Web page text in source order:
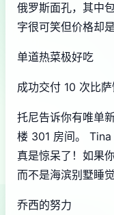
俄罗斯面孔，其中
字很可笑但价格却
单道热菜极好吃
成功交付 10 次比萨
托尼告诉你有唯单
楼 301 房间。
真是惊呆了！如果
而不是海滨别墅睡觉
乔西的努力